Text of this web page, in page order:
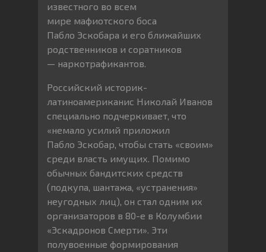
известного во всем
мире мафиотского боса
Пабло Эскобара и его ближайших
родственников и соратников
— наркотрафикантов.
Российский историк-
латиноамериканис Николай Иванов
специально подчеркивает, что
«немало усилий приложил
Пабло Эскобар, чтобы стать «своим»
среди власть имущих. Помимо
обычных бандитских средств
(подкупа, шантажа, «устранения»
неугодных лиц), он стал одним их
организаторов в 80-е в Колумбии
«Эскадронов Смерти». Эти
полувоенные формирования